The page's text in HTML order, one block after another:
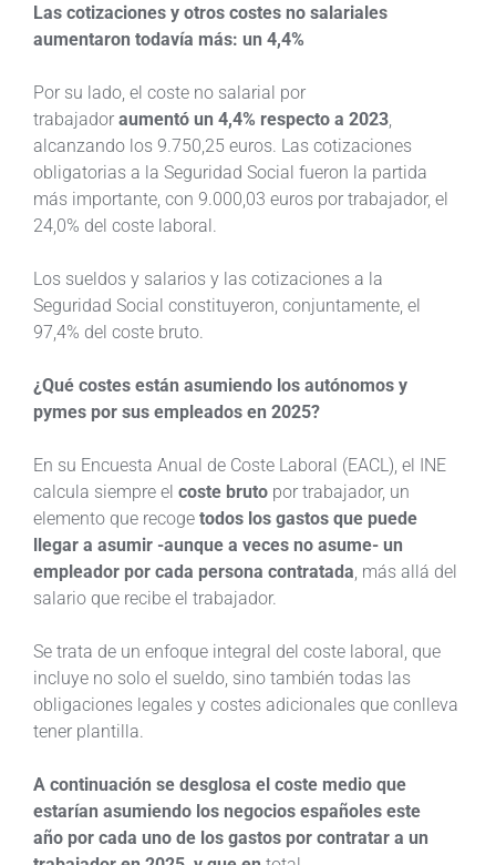
Las cotizaciones y otros costes no salariales
aumentaron todavía más: un 4,4%
Por su lado, el coste no salarial por
trabajador aumentó un 4,4% respecto a 2023
alcanzando los 9.750,25 euros. Las cotizaciones
obligatorias a la Seguridad Social fueron la partida
más importante, con 9.000,03 euros por trabajador, el
24,0% del coste laboral.
Los sueldos y salarios y las cotizaciones a la
Seguridad Social constituyeron, conjuntamente, el
97,4% del coste bruto.
¿Qué costes están asumiendo los autónomos y
pymes por sus empleados en 2025?
En su Encuesta Anual de Coste Laboral (EACL), el INE
calcula siempre el coste bruto por trabajador, un
elemento que recoge todos los gastos que puede
llegar a asumir -aunque a veces no asume- un
empleador por cada persona contratada , más allá del
salario que recibe el trabajador.
Se trata de un enfoque integral del coste laboral, que
incluye no solo el sueldo, sino también todas las
obligaciones legales y costes adicionales que conlleva
tener plantilla.
A continuación se desglosa el coste medio que
estarían asumiendo los negocios españoles este
año por cada uno de los gastos por contratar a un